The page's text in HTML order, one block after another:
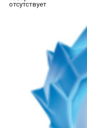
отсутствует